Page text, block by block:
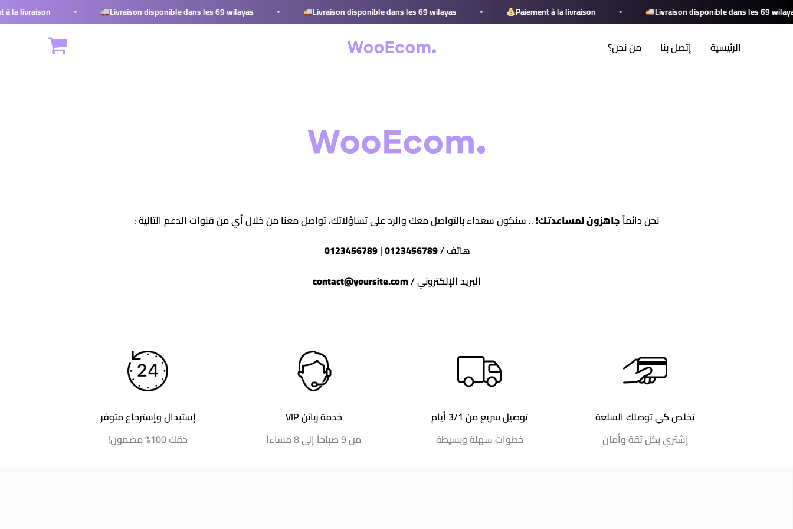
livraison Livraison disponible dans les 69 wilayas Livraison disponible dans les 69 wilayas Paiement à la livraison Livraison disponible dans les 69 wilayas
تخطي
إلى
الرئيسية إتصل بنا من نحن؟
نحن دائماًجاهزون لمساعدتك!.. سنكون سعداء بالتواصل معك والرد على تساؤلاتك، تواصل معنا من خلال أي من قنوات الدعم التالية :
هاتف /0123456789
|
0123456789
البريد الإلكتروني /contact@yoursite.com
تخلص كي توصلك السلعة
إشتري بكل ثقة وأمان
توصيل سريع من 3/1 أيام
خطوات سهلة وبسيطة
خدمة زبائن VIP
من 9 صباحاً إلى 8 مساءاً
إستبدال وإسترجاع متوفر
حقك 100% مضمون!